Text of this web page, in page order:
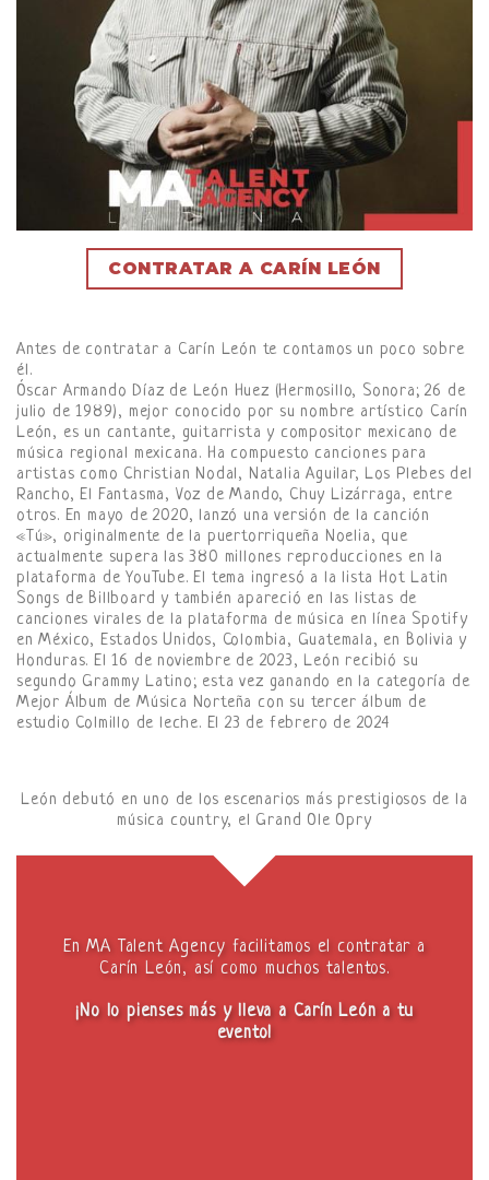
CONTRATAR A CARÍN LEÓN
Antes de contratar a Carín León te contamos un poco sobre
él.
Óscar Armando Díaz de León Huez (Hermosillo, Sonora; 26 de
julio de 1989), mejor conocido por su nombre artístico Carín
León, es un cantante, guitarrista y compositor mexicano de
música regional mexicana. Ha compuesto canciones para
artistas como Christian Nodal, Natalia Aguilar, Los Plebes del
Rancho, El Fantasma, Voz de Mando, Chuy Lizárraga, entre
otros. En mayo de 2020, lanzó una versión de la canción
«Tú», originalmente de la puertorriqueña Noelia, que
actualmente supera las 380 millones reproducciones en la
plataforma de YouTube. El tema ingresó a la lista Hot Latin
Songs de Billboard y también apareció en las listas de
canciones virales de la plataforma de música en línea Spotify
en México, Estados Unidos, Colombia, Guatemala, en Bolivia y
Honduras. El 16 de noviembre de 2023, León recibió su
segundo Grammy Latino; esta vez ganando en la categoría de
Mejor Álbum de Música Norteña con su tercer álbum de
estudio Colmillo de leche. El 23 de febrero de 2024
León debutó en uno de los escenarios más prestigiosos de la
música country, el Grand Ole Opry
En MA Talent Agency facilitamos el contratar a
Carín León, así como muchos talentos.
¡No lo pienses más y lleva a Carín León a tu
evento!